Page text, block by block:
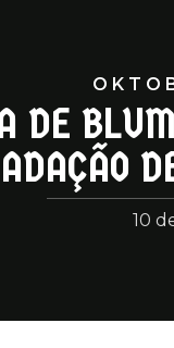
DE
10